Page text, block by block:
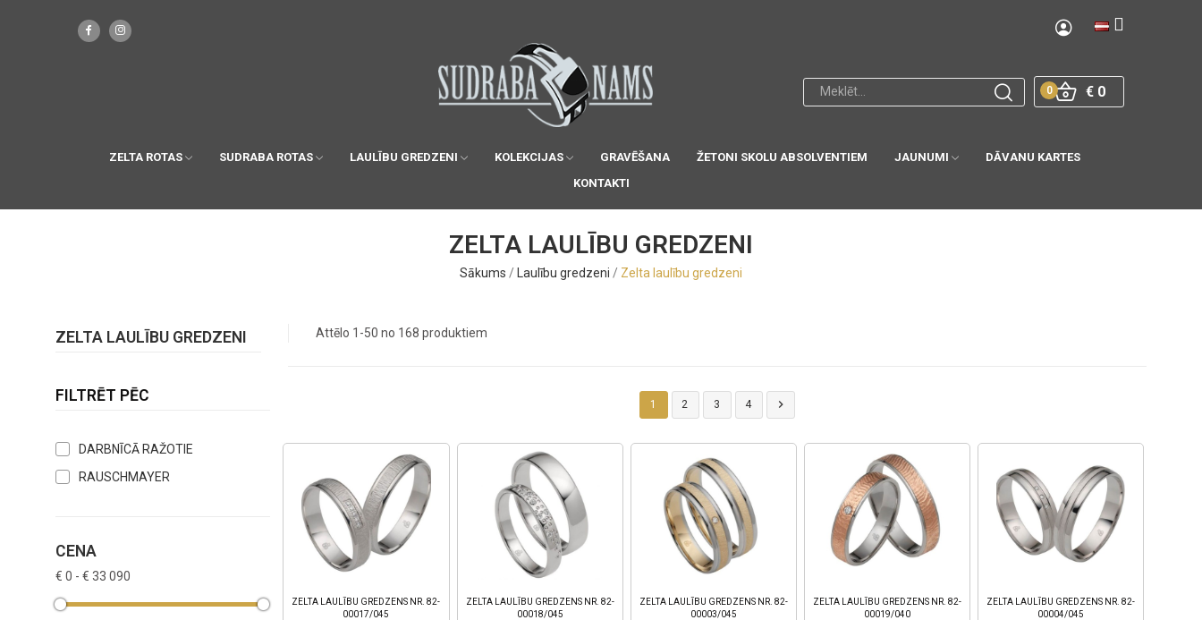
€ 0
0
ZELTA ROTAS SUDRABA ROTAS LAULĪBU GREDZENI KOLEKCIJAS GRAVĒŠANA ŽETONI SKOLU ABSOLVENTIEM JAUNUMI
DĀVANU KARTES
KONTAKTI
ZELTA LAULĪBU GREDZENI
Sākums Laulību gredzeni Zelta laulību gredzeni
ZELTA LAULĪBU GREDZENI
FILTRĒT PĒC
DARBNĪCĀ RAŽOTIE
RAUSCHMAYER
CENA
€ 0 - € 33 090
Attēlo 1-50 no 168 produktiem
1 2 3 4 
ZELTA LAULĪBU GREDZENS NR. 82-
00017/045
ZELTA LAULĪBU GREDZENS NR. 82-
00018/045
ZELTA LAULĪBU GREDZENS NR. 82-
00003/045
ZELTA LAULĪBU GREDZENS NR. 82-
00019/040
ZELTA LAULĪBU GREDZENS NR. 82-
00004/045